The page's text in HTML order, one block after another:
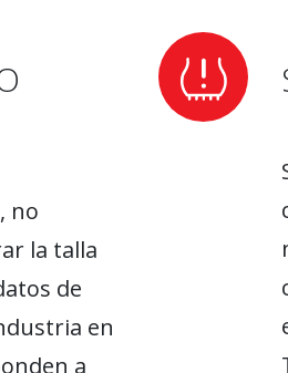
no
la talla
de
en
a